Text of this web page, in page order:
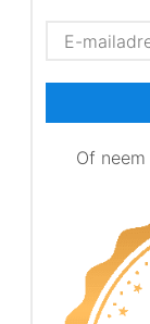
Of neem